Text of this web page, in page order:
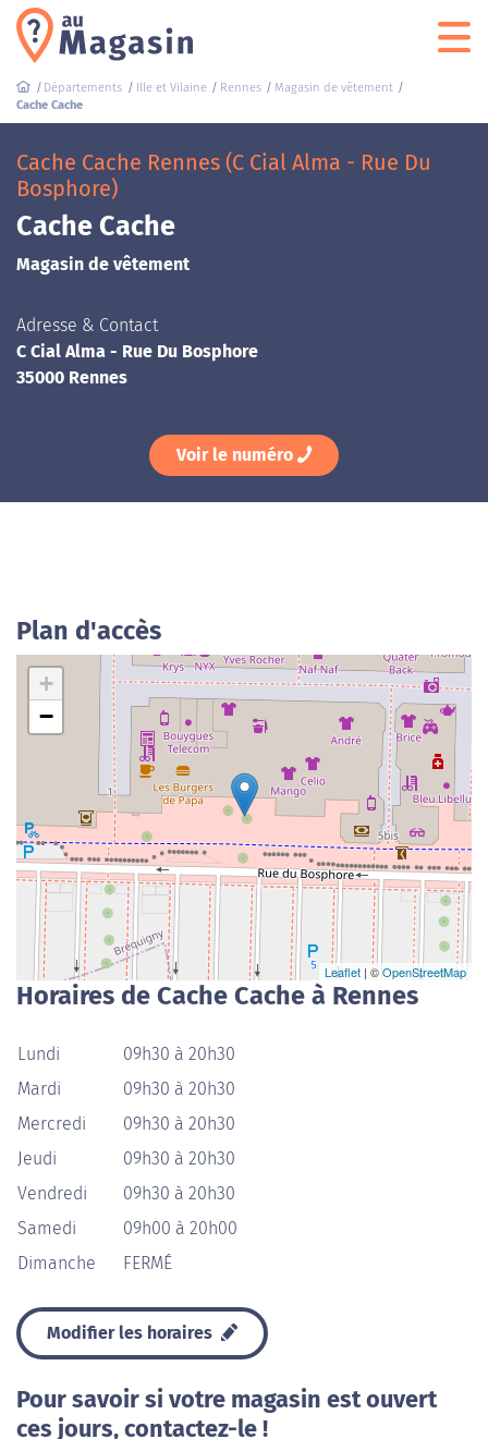
Départements Ille et Vilaine Rennes
Magasin de vêtement
Cache Cache
Cache Cache Rennes (C Cial Alma - Rue Du
Bosphore)
Cache Cache
Magasin de vêtement
Adresse & Contact
C Cial Alma - Rue Du Bosphore
35000 Rennes
Voir le numéro
Plan d'accès
+
−
Leaflet | ©OpenStreetMap
Horaires de Cache Cache à Rennes
Lundi
09h30 à 20h30
Mardi
09h30 à 20h30
Mercredi
09h30 à 20h30
Jeudi
09h30 à 20h30
Vendredi
09h30 à 20h30
Samedi
09h00 à 20h00
Dimanche
FERMÉ
Modifier les horaires
Pour savoir si votre magasin est ouvert
ces jours, contactez-le !